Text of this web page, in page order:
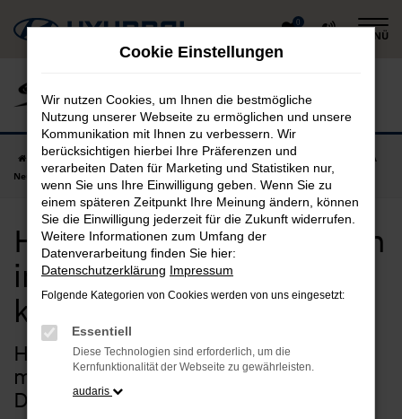
Zum
Hauptinhalt
0
MENÜ
Startseite Deggendorf Hyundai Hyundai KONA
Hyundai KONA
Neuwagen in Deggendorf günstig kaufen
Hyundai KONA Neuwagen
in Deggendorf günstig
kaufen
Hyundai KONA Neuwagen –
maßgeschneiderte Qualität für
Deggendorf
Cookie Einstellungen
Wir nutzen Cookies, um Ihnen die bestmögliche
Nutzung unserer Webseite zu ermöglichen und unsere
Kommunikation mit Ihnen zu verbessern. Wir
berücksichtigen hierbei Ihre Präferenzen und
verarbeiten Daten für Marketing und Statistiken nur,
wenn Sie uns Ihre Einwilligung geben. Wenn Sie zu
einem späteren Zeitpunkt Ihre Meinung ändern, können
Sie die Einwilligung jederzeit für die Zukunft widerrufen.
Weitere Informationen zum Umfang der
Datenverarbeitung finden Sie hier:
Datenschutzerklärung Impressum
Folgende Kategorien von Cookies werden von uns eingesetzt:
Essentiell
Diese Technologien sind erforderlich, um die
Kernfunktionalität der Webseite zu gewährleisten.
audaris